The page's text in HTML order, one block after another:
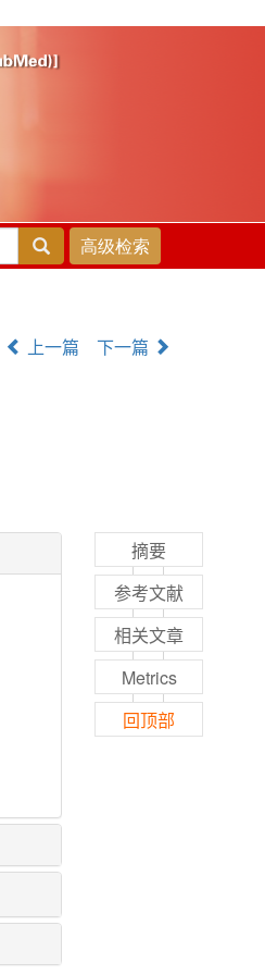
上一篇 下一篇
摘要
参考文献
相关文章
Metrics
回顶部